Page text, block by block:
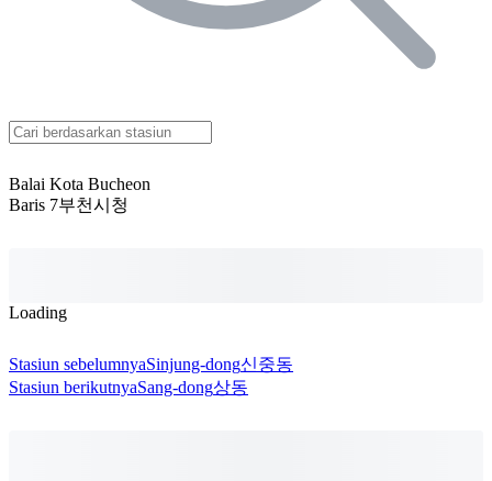
Balai Kota Bucheon
Baris 7부천시청
Loading
Stasiun sebelumnyaSinjung-dong신중동
Stasiun berikutnyaSang-dong상동